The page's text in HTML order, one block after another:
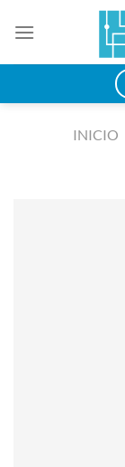
INICIO